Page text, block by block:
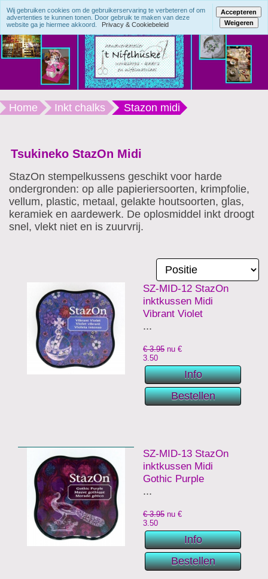
Home Inkt chalks Stazon midi
Tsukineko StazOn Midi
StazOn stempelkussens geschikt voor harde
ondergronden: op alle papieriersoorten, krimpfolie,
vellum, plastic, metaal, gelakte houtsoorten, glas,
keramiek en aardewerk. De oplosmiddel inkt droogt
snel, vlekt niet en is zuurvrij.
SZ-MID-12 StazOn
inktkussen Midi
Vibrant Violet
...
€ 3.95 nu €
3.50
SZ-MID-13 StazOn
inktkussen Midi
Gothic Purple
...
€ 3.95 nu €
3.50
Wij gebruiken cookies om de gebruikerservaring te verbeteren of om
advertenties te kunnen tonen. Door gebruik te maken van deze
website ga je hiermee akkoord.
Privacy & Cookiebeleid
Accepteren
Weigeren